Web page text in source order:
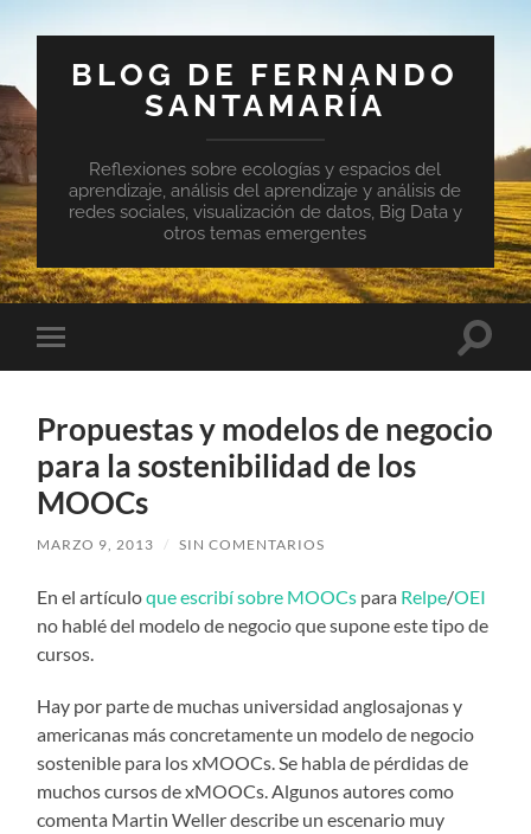
BLOG DE FERNANDO
SANTAMARÍA
Reflexiones sobre ecologías y espacios del
aprendizaje, análisis del aprendizaje y análisis de
redes sociales, visualización de datos, Big Data y
otros temas emergentes
Alternar
el
Propuestas y modelos de negocio
para la sostenibilidad de los
MOOCs
MARZO 9, 2013 / SIN COMENTARIOS
En el artículoque escribí sobre MOOCs para Relpe/OEI
no hablé del modelo de negocio que supone este tipo de
cursos.
Hay por parte de muchas universidad anglosajonas y
americanas más concretamente un modelo de negocio
sostenible para los xMOOCs. Se habla de pérdidas de
muchos cursos de xMOOCs. Algunos autores como
comenta Martin Weller describe un escenario muy